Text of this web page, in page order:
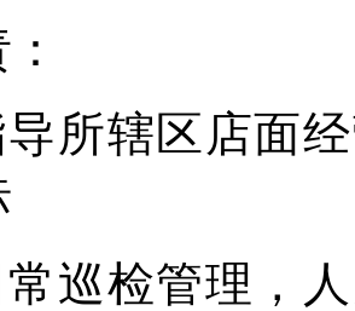
导所辖区店面
巡检管理，